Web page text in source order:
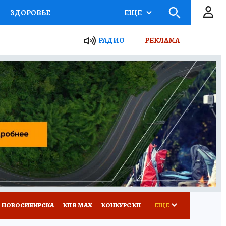
ЗДОРОВЬЕ
Я ЗНАЮ СЕМЬЯ
СЕРИАЛЫ
ВСЕ О КП РАДИО КП
ЕЩЕ
РАДИО РЕКЛАМА
КП В МАХ КОНКУРС КП ЕЩЕ